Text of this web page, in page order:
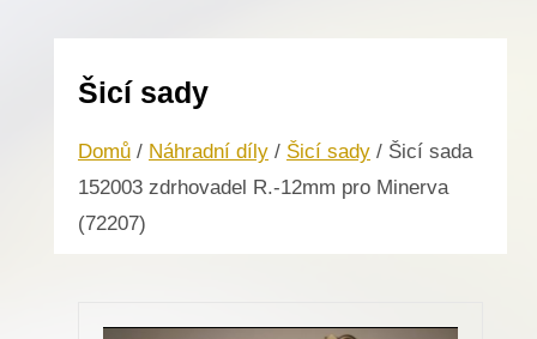
Šicí sady
Domů / Náhradní díly / Šicí sady / Šicí sada
152003 zdrhovadel R.-12mm pro Minerva
(72207)